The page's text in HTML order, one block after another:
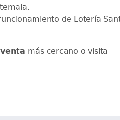
de Lotería
más cercano o visita